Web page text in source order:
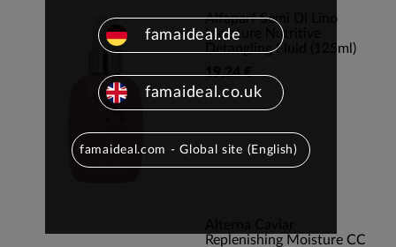
Alfaparf Semi Di Lino
Moisture Nutritive
Detangling Fluid (125ml)
19,24 €
Replenishing Moisture CC
famaideal.de
famaideal.co.uk
famaideal.com - Global site (English)